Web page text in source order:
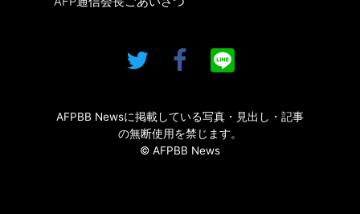
AFPBB Newsに掲載している写真・見出し・記事
の無断使用を禁じます。
© AFPBB News